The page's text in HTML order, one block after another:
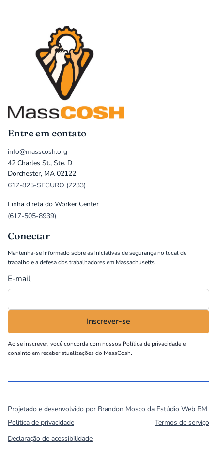
Entre em contato
info@masscosh.org
42 Charles St., Ste. D
Dorchester, MA 02122
617-825-SEGURO (7233)
Linha direta do Worker Center
(617-505-8939)
Conectar
Mantenha-se informado sobre as iniciativas de segurança no local de
trabalho e a defesa dos trabalhadores em Massachusetts.
E-mail
Ao se inscrever, você concorda com nossos Política de privacidadee
consinto em receber atualizações do MassCosh.
Projetado e desenvolvido por Brandon Mosco da Estúdio Web BM
Política de privacidade
Termos de serviço
Declaração de acessibilidade